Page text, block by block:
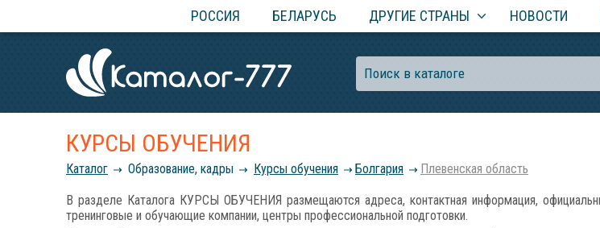
РОССИЯ БЕЛАРУСЬ ДРУГИЕ СТРАНЫ НОВОСТИ
КУРСЫ ОБУЧЕНИЯ
Каталог Образование, кадры Курсы обучения Болгария Плевенская область
В разделе Каталога КУРСЫ ОБУЧЕНИЯ размещаются адреса, контактная информация,
тренинговые и обучающие компании, центры профессиональной подготовки.